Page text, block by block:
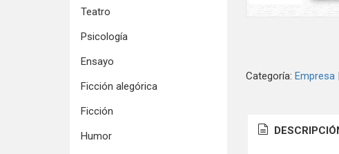
Teatro
Psicología
Ensayo
Ficción alegórica
Ficción
Humor
Categoría: Empresa|